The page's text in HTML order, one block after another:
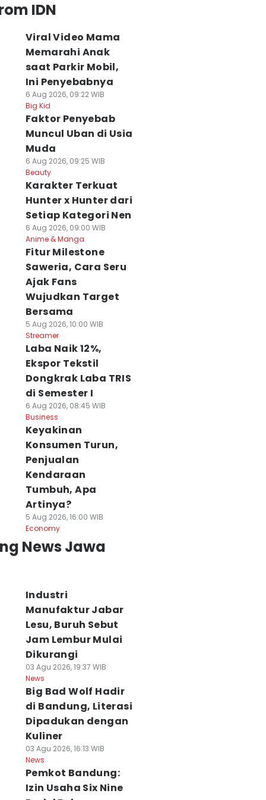
IDN
Viral Video Mama
Memarahi Anak
saat Parkir Mobil,
Ini Penyebabnya
6 Aug 2026, 09:22 WIB
Big Kid
Faktor Penyebab
Muncul Uban di Usia
Muda
6 Aug 2026, 09:25 WIB
Beauty
Karakter Terkuat
Hunter x Hunter dari
Setiap Kategori Nen
6 Aug 2026, 09:00 WIB
Anime & Manga
Fitur Milestone
Saweria, Cara Seru
Ajak Fans
Wujudkan Target
Bersama
5 Aug 2026, 10:00 WIB
Streamer
Laba Naik 12%,
Ekspor Tekstil
Dongkrak Laba TRIS
di Semester I
6 Aug 2026, 08:45 WIB
Business
Keyakinan
Konsumen Turun,
Penjualan
Kendaraan
Tumbuh, Apa
Artinya?
5 Aug 2026, 16:00 WIB
Economy
News Jawa
Industri
Manufaktur Jabar
Lesu, Buruh Sebut
Jam Lembur Mulai
Dikurangi
03 Agu 2026, 19:37 WIB
News
Big Bad Wolf Hadir
di Bandung, Literasi
Dipadukan dengan
Kuliner
03 Agu 2026, 16:13 WIB
News
Pemkot Bandung:
Izin Usaha Six Nine